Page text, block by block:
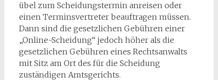
übel zum Scheidungstermin anreisen oder
einen Terminsvertreter beauftragen müssen.
Dann sind die gesetzlichen Gebühren einer
„Online-Scheidung“ jedoch höher als die
gesetzlichen Gebühren eines Rechtsanwalts
mit Sitz am Ort des für die Scheidung
zuständigen Amtsgerichts.